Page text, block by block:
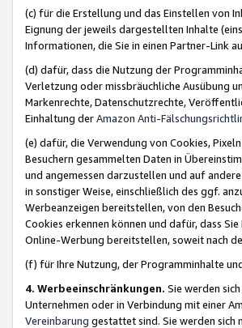
(c) für die Erstellung und das Einstellen von
Eignung der jeweils dargestellten Inhalte
Informationen, die Sie in einen Partner-Link
(d) dafür, dass die Nutzung der
Verletzung oder missbräuchliche Ausübung
Markenrechte, Datenschutzrechte,
Einhaltung derAmazon Anti-
(e) dafür, die Verwendung von Cookies,
Besuchern gesammelten Daten in
und angemessen darzustellen und auf
in sonstiger Weise, einschließlich des ggf.
Werbeanzeigen bereitstellen, von den
Cookies erkennen können und dafür, dass
Online-Werbung bereitstellen, soweit nach
(f) für Ihre Nutzung, der Programminhalte
4. Werbeeinschränkungen. Sie werden
Unternehmen oder in Verbindung mit einer
Vereinbarung gestattet sind. Sie werden